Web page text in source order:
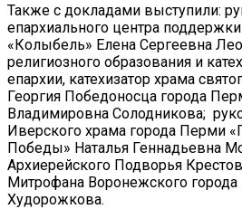
Также с докладами выступили:
епархиального центра
«Колыбель» Елена Сергеевна
религиозного образования и
епархии, катехизатор храма
Георгия Победоносца города
Владимировна Солодникова;
Иверского храма города Перми
Победы» Наталья Геннадьевна
Архиерейского Подворья
Митрофана Воронежского
Худорожкова.